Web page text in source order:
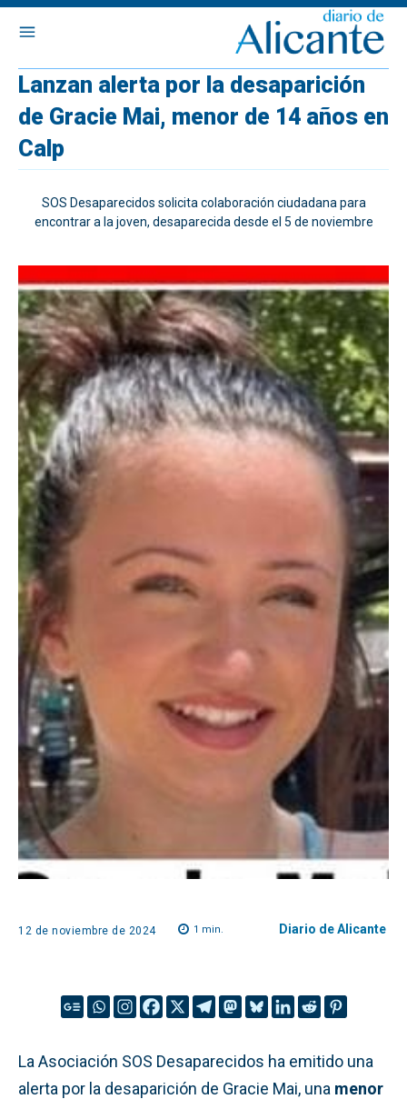
Lanzan alerta por la desaparición
de Gracie Mai, menor de 14 años en
Calp
SOS Desaparecidos solicita colaboración ciudadana para
encontrar a la joven, desaparecida desde el 5 de noviembre
12 de noviembre de 2024 1 min. Diario de Alicante
La Asociación SOS Desaparecidos ha emitido una
alerta por la desaparición de Gracie Mai, una menor